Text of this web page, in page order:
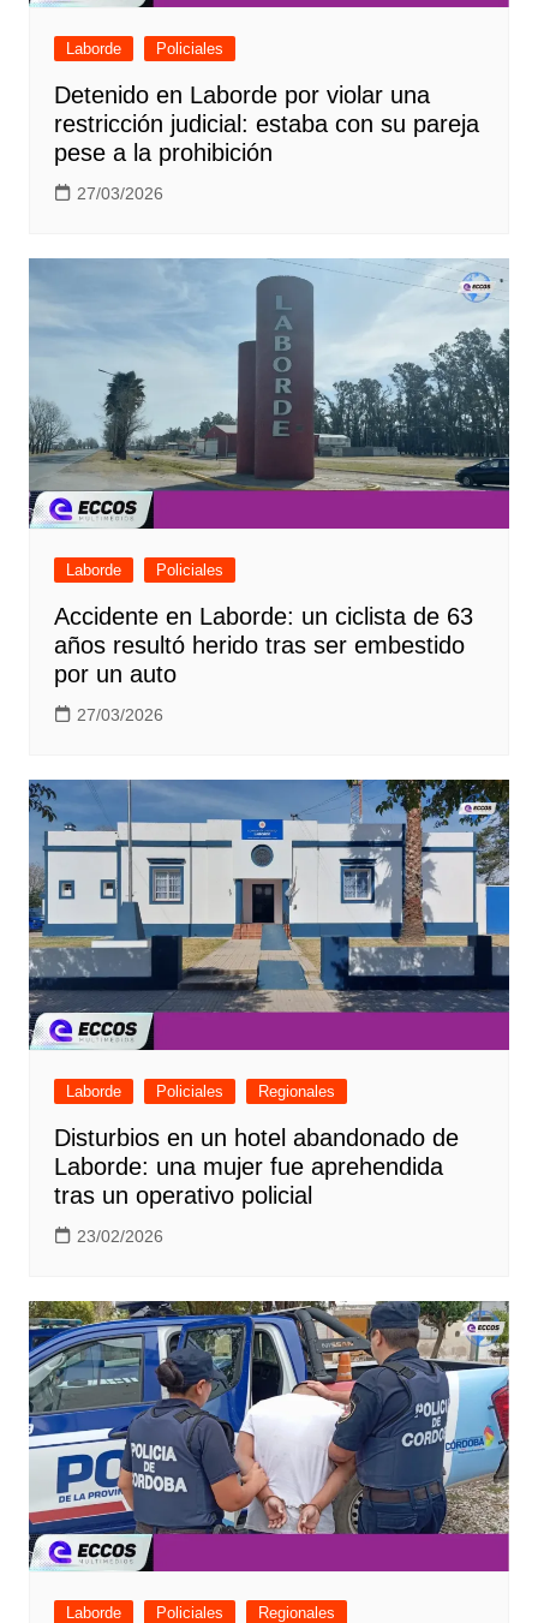
Laborde Policiales
Detenido en Laborde por violar una
restricción judicial: estaba con su pareja
pese a la prohibición
27/03/2026
Laborde Policiales
Accidente en Laborde: un ciclista de 63
años resultó herido tras ser embestido
por un auto
27/03/2026
Laborde Policiales Regionales
Disturbios en un hotel abandonado de
Laborde: una mujer fue aprehendida
tras un operativo policial
23/02/2026
Laborde Policiales Regionales